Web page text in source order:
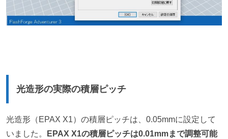
光造形の実際の積層ピッチ
光造形（EPAX X1）の積層ピッチは、 0.05mmに設定して
いました。
EPAX X1の積層ピッチは0.01mmまで調整可能